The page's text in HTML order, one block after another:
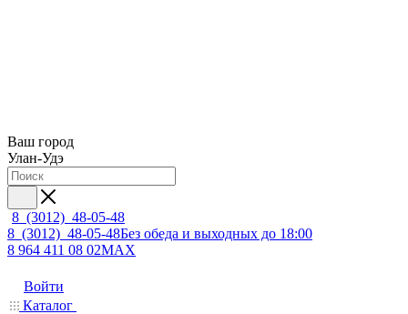
Ваш город
Улан-Удэ
8 (3012) 48-05-48
8 (3012) 48-05-48Без обеда и выходных до 18:00
8 964 411 08 02MAX
Войти
Каталог